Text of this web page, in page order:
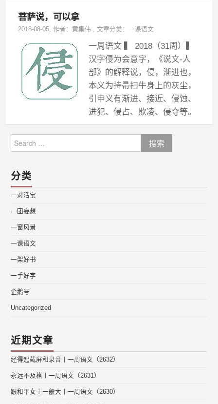
菩萨说，可以拿
2018-08-05, 作者：黄集伟 ,文章分类：一课语文
一周语文 ▍ 2018（31周）▍
汉字侵为会意字，《说文-人
部》的解释说，侵，渐进也，
本义为持帚扫牛身上的灰尘，
引申义有渐进、接近、侵蚀、
进犯、侵占、欺凌、侵夺等。
for:
分类
一对活宝
一团妄想
一窗风景
一课语文
一架好书
一手好字
企鹅号
Uncategorized
近期文章
经得起截屏和录音丨一周语文（2632）
永远不及格丨一周语文（2631）
跟和平女士一般大丨一周语文（2630）